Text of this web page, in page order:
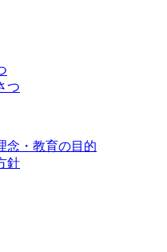
つ
念・教育の目的
針